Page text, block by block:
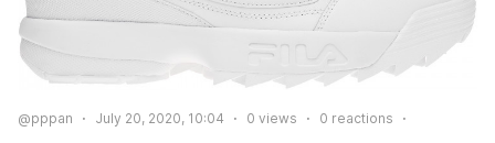
@pppan July 20, 2020, 10:04 0 views 0 reactions